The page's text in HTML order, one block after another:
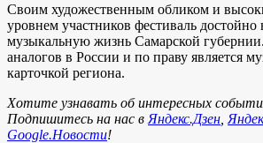
Своим художественным обликом и
уровнем участников фестиваль достойно
музыкальную жизнь Самарской
аналогов в России и по праву является
карточкой региона.
Хотите узнавать об интересных
Подпишитесь на нас в Яндекс.Дзен
Google.Новости!